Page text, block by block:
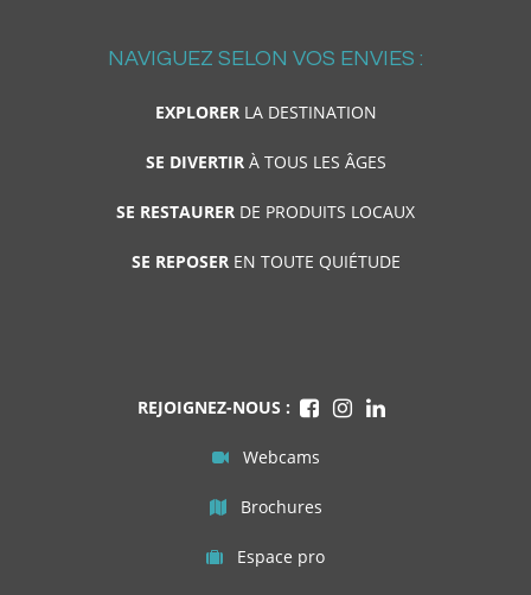
NAVIGUEZ SELON VOS ENVIES :
EXPLORERLA DESTINATION
SE DIVERTIRÀ TOUS LES ÂGES
SE RESTAURER DE PRODUITS LOCAUX
SE REPOSEREN TOUTE QUIÉTUDE
REJOIGNEZ-NOUS :
Webcams
Brochures
Espace pro